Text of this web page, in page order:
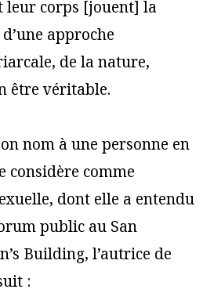
leur corps [jouent] la
approche
de la nature,
être véritable.
nom à une personne en
considère comme
dont elle a entendu
public au San
Building, l’autrice de
: